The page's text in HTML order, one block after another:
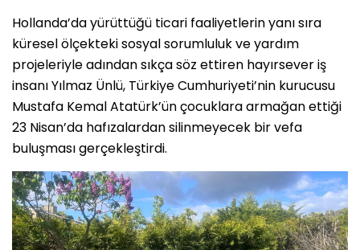
Hollanda’da yürüttüğü ticari faaliyetlerin yanı sıra
küresel ölçekteki sosyal sorumluluk ve yardım
projeleriyle adından sıkça söz ettiren hayırsever iş
insanı Yılmaz Ünlü, Türkiye Cumhuriyeti’nin kurucusu
Mustafa Kemal Atatürk’ün çocuklara armağan ettiği
23 Nisan’da hafızalardan silinmeyecek bir vefa
buluşması gerçekleştirdi.